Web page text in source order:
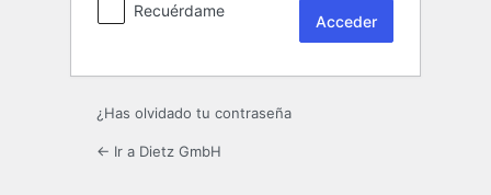
Recuérdame
¿Has olvidado tu contraseña
← Ir a Dietz GmbH